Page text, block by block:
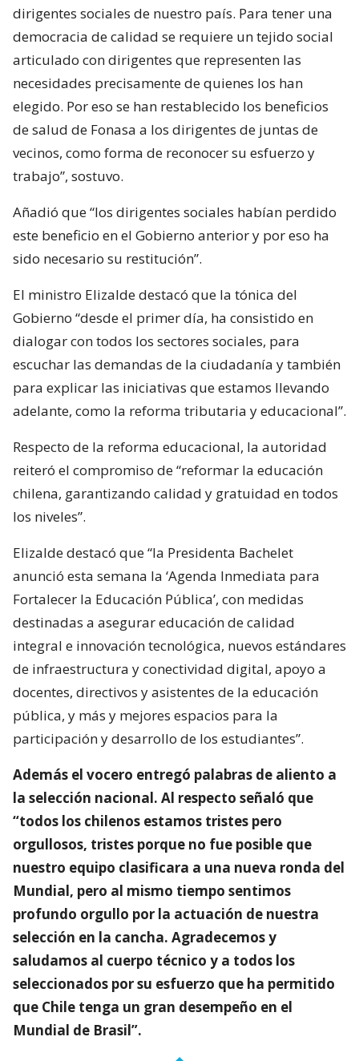
dirigentes sociales de nuestro país. Para tener una
democracia de calidad se requiere un tejido social
articulado con dirigentes que representen las
necesidades precisamente de quienes los han
elegido. Por eso se han restablecido los beneficios
de salud de Fonasa a los dirigentes de juntas de
vecinos, como forma de reconocer su esfuerzo y
trabajo”, sostuvo.
Añadió que “los dirigentes sociales habían perdido
este beneficio en el Gobierno anterior y por eso ha
sido necesario su restitución”.
El ministro Elizalde destacó que la tónica del
Gobierno “desde el primer día, ha consistido en
dialogar con todos los sectores sociales, para
escuchar las demandas de la ciudadanía y también
para explicar las iniciativas que estamos llevando
adelante, como la reforma tributaria y educacional”.
Respecto de la reforma educacional, la autoridad
reiteró el compromiso de “reformar la educación
chilena, garantizando calidad y gratuidad en todos
los niveles”.
Elizalde destacó que “la Presidenta Bachelet
anunció esta semana la ‘Agenda Inmediata para
Fortalecer la Educación Pública’, con medidas
destinadas a asegurar educación de calidad
integral e innovación tecnológica, nuevos estándares
de infraestructura y conectividad digital, apoyo a
docentes, directivos y asistentes de la educación
pública, y más y mejores espacios para la
participación y desarrollo de los estudiantes”.
Además el vocero entregó palabras de aliento a
la selección nacional. Al respecto señaló que
“todos los chilenos estamos tristes pero
orgullosos, tristes porque no fue posible que
nuestro equipo clasificara a una nueva ronda del
Mundial, pero al mismo tiempo sentimos
profundo orgullo por la actuación de nuestra
selección en la cancha. Agradecemos y
saludamos al cuerpo técnico y a todos los
seleccionados por su esfuerzo que ha permitido
que Chile tenga un gran desempeño en el
Mundial de Brasil”.